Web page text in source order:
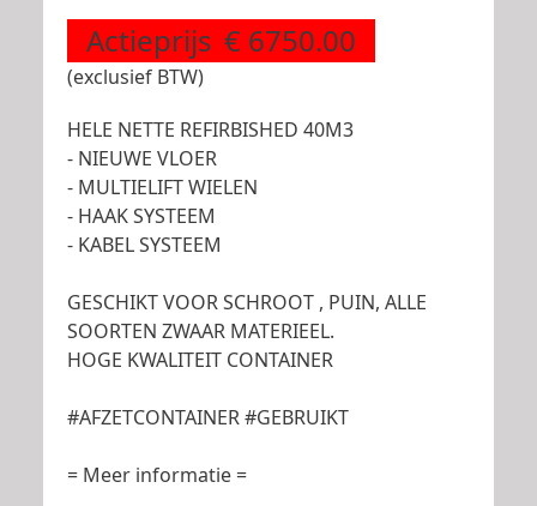
Actieprijs € 6750.00
(exclusief BTW)
HELE NETTE REFIRBISHED 40M3
- NIEUWE VLOER
- MULTIELIFT WIELEN
- HAAK SYSTEEM
- KABEL SYSTEEM
GESCHIKT VOOR SCHROOT , PUIN, ALLE
SOORTEN ZWAAR MATERIEEL.
HOGE KWALITEIT CONTAINER
#AFZETCONTAINER #GEBRUIKT
= Meer informatie =